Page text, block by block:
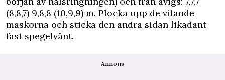
(8,8,7) 9,8,8 (10,9,9) m. Plocka upp de vilande
maskorna och sticka den andra sidan likadant
fast spegelvänt.
Annons